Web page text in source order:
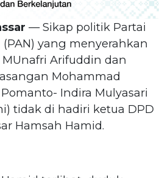
— Sikap politik Partai
yang menyerahkan
Arifuddin dan
Mohammad
Indira Mulyasari
tidak di hadiri ketua DPD
Hamsah Hamid.